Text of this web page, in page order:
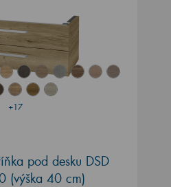
+17
pod desku DSD
(výška 40 cm)